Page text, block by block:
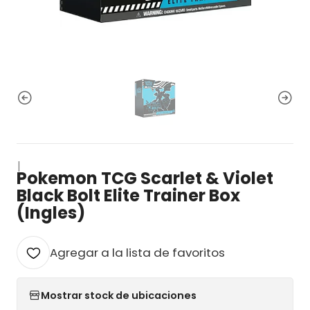
|
Pokemon TCG Scarlet & Violet
Black Bolt Elite Trainer Box
(Ingles)
Agregar a la lista de favoritos
Mostrar stock de ubicaciones